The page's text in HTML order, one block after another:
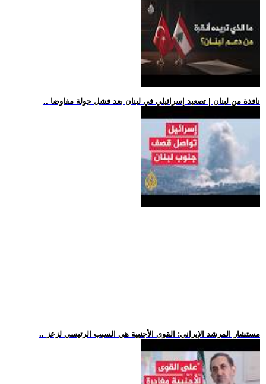
.. نافذة من لبنان | تصعيد إسرائيلي في لبنان بعد فشل جولة مفاوضا
.. مستشار المرشد الإيراني: القوى الأجنبية هي السبب الرئيسي لزعز